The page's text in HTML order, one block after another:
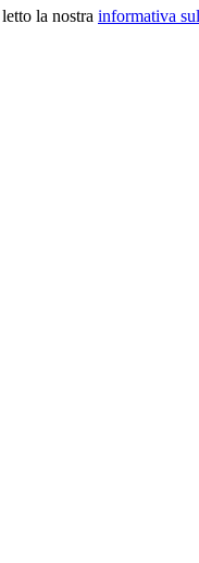
la nostra informativa